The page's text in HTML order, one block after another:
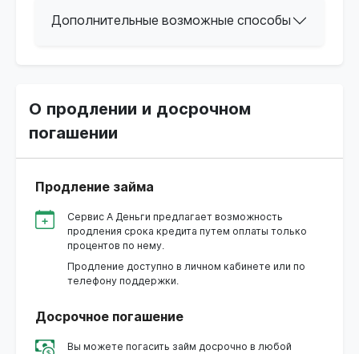
Дополнительные возможные способы
О продлении и досрочном
погашении
Продление займа
Сервис А Деньги предлагает возможность
продления срока кредита путем оплаты только
процентов по нему.
Продление доступно в личном кабинете или по
телефону поддержки.
Досрочное погашение
Вы можете погасить займ досрочно в любой